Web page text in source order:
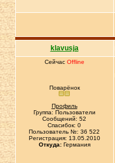
klavusja
Сейчас Offline
Поварёнок
Профиль
Группа: Пользователи
Сообщений: 52
Спасибок: 0
Пользователь №: 36 522
Регистрация: 13.05.2010
Откуда:Германия